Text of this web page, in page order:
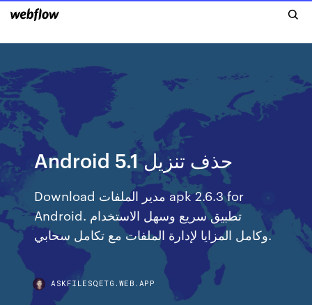
Android 5.1 حذف تنزيل
Download مدير الملفات apk 2.6.3 for
Android. تطبيق سريع وسهل الاستخدام
وكامل المزايا لإدارة الملفات مع تكامل سحابي.
ASKFILESQETG.WEB.APP